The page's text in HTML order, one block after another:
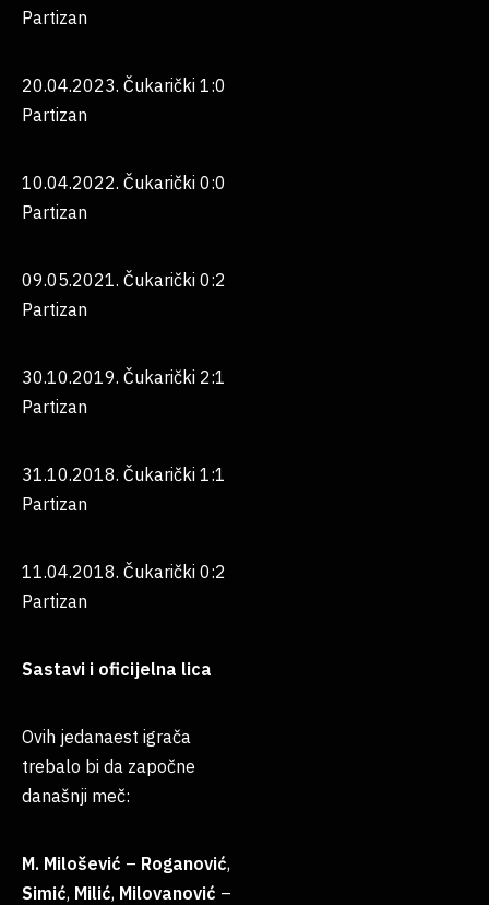
Partizan
20.04.2023. Čukarički 1:0
Partizan
10.04.2022. Čukarički 0:0
Partizan
09.05.2021. Čukarički 0:2
Partizan
30.10.2019. Čukarički 2:1
Partizan
31.10.2018. Čukarički 1:1
Partizan
11.04.2018. Čukarički 0:2
Partizan
Sastavi i oficijelna lica
Ovih jedanaest igrača
trebalo bi da započne
današnji meč:
M. Milošević – Roganović,
Simić, Milić, Milovanović –